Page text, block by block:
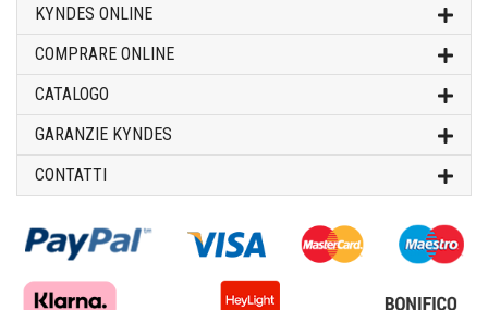
KYNDES ONLINE
COMPRARE ONLINE
CATALOGO
GARANZIE KYNDES
CONTATTI